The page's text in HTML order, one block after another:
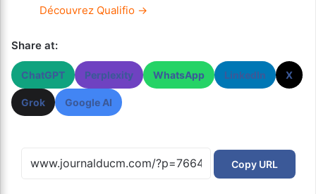
Découvrez Qualifio →
Share at:
ChatGPT Perplexity WhatsApp LinkedIn X
Grok Google AI
Copy URL